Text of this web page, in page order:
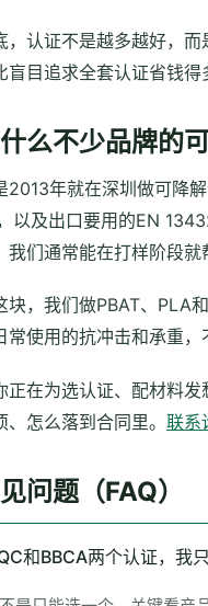
，认证不是越多越好，而
盲目追求全套认证省钱得
么不少品牌的
2013年就在深圳做可降
以及出口要用的EN
我们通常能在打样阶段就
块，我们做PBAT、PLA
常使用的抗冲击和承重
正在为选认证、配材料
、怎么落到合同里。 联系
问题（FAQ）
和BBCA两个认证，我